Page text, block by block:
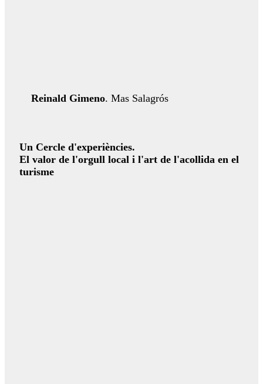
Reinald Gimeno. Mas Salagrós
Un Cercle d'experiències.
El valor de l'orgull local i l'art de l'acollida en el
turisme